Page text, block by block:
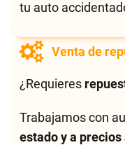
tu auto
Venta de
¿Requieres
Trabajamos con
estado y a